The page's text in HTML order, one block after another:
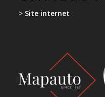
> Site internet